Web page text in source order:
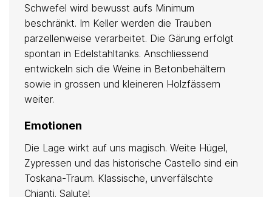
Schwefel wird bewusst aufs Minimum
beschränkt. Im Keller werden die Trauben
parzellenweise verarbeitet. Die Gärung erfolgt
spontan in Edelstahltanks. Anschliessend
entwickeln sich die Weine in Betonbehältern
sowie in grossen und kleineren Holzfässern
weiter.
Emotionen
Die Lage wirkt auf uns magisch. Weite Hügel,
Zypressen und das historische Castello sind ein
Toskana-Traum. Klassische, unverfälschte
Chianti. Salute!